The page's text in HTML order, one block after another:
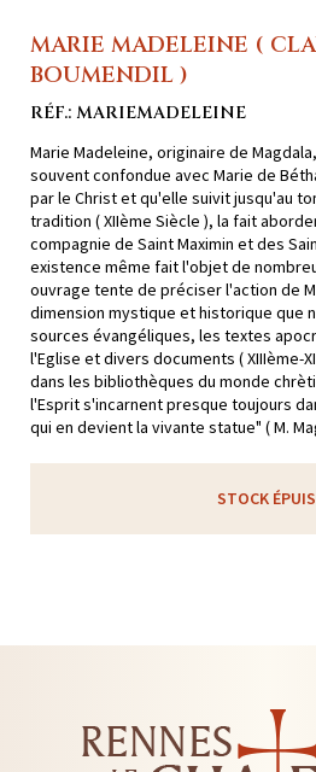
MARIE MADELEINE (
BOUMENDIL )
RÉF.: MARIEMADELEINE
Marie Madeleine, originaire de
souvent confondue avec Marie de
par le Christ et qu'elle suivit jusqu'au
tradition ( XIIème Siècle ), la fait
compagnie de Saint Maximin et des
existence même fait l'objet de
ouvrage tente de préciser l'action de
dimension mystique et historique que
sources évangéliques, les textes
l'Eglise et divers documents ( XIIIème-
dans les bibliothèques du monde
l'Esprit s'incarnent presque toujours
qui en devient la vivante statue" ( M.
STOCK